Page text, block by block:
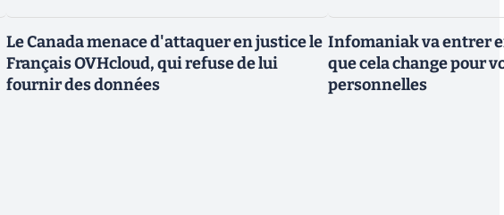
Le Canada menace d'attaquer en justice le
Français OVHcloud, qui refuse de lui
fournir des données
Infomaniak va entrer
que cela change pour
personnelles